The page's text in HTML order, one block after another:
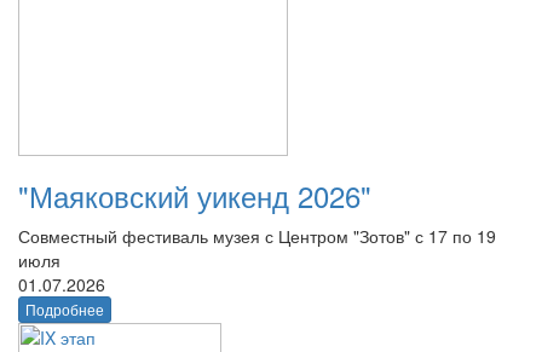
"Маяковский уикенд 2026"
Совместный фестиваль музея с Центром "Зотов" с 17 по 19
июля
01.07.2026
Подробнее